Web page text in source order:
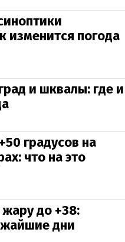
изменится погода
и шквалы: где и
градусов на
что на это
до +38:
дни